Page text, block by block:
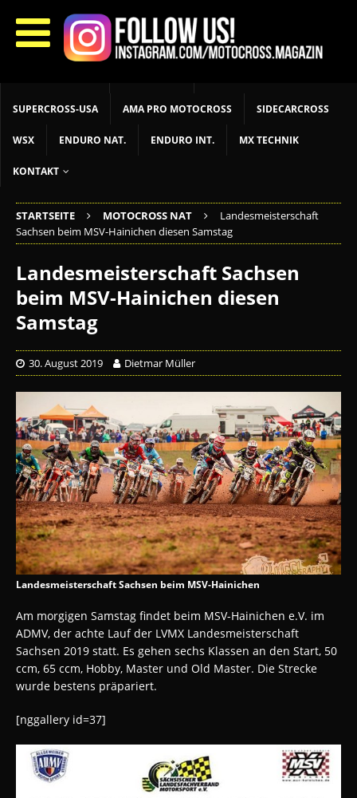
START LIVETIMING MX NEWS MX YOUTH
MX WOMEN MXGP ADAC MX MASTERS MOTOCROSS INT
SUPERCROSS-USA AMA PRO MOTOCROSS SIDECARCROSS
WSX ENDURO NAT. ENDURO INT. MX TECHNIK
KONTAKT
STARTSEITE MOTOCROSS NAT
Landesmeisterschaft
Sachsen beim MSV-Hainichen diesen Samstag
Landesmeisterschaft Sachsen
beim MSV-Hainichen diesen
Samstag
30. August 2019 Dietmar Müller
Landesmeisterschaft Sachsen beim MSV-Hainichen
Am morgigen Samstag findet beim MSV-Hainichen e.V. im
ADMV, der achte Lauf der LVMX Landesmeisterschaft
Sachsen 2019 statt. Es gehen sechs Klassen an den Start, 50
ccm, 65 ccm, Hobby, Master und Old Master. Die Strecke
wurde bestens präpariert.
[nggallery id=37]